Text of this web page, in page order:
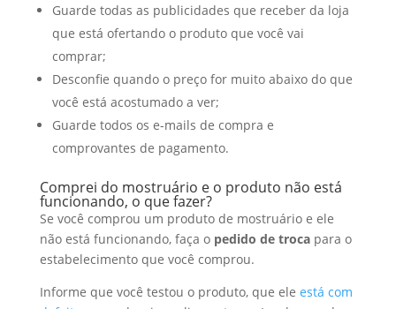
Guarde todas as publicidades que receber da loja
que está ofertando o produto que você vai
comprar;
Desconfie quando o preço for muito abaixo do que
você está acostumado a ver;
Guarde todos os e-mails de compra e
comprovantes de pagamento.
Comprei do mostruário e o produto não está
funcionando, o que fazer?
Se você comprou um produto de mostruário e ele
não está funcionando, faça o pedido de trocapara o
estabelecimento que você comprou.
Informe que você testou o produto, que ele está com